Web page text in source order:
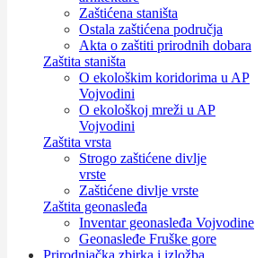
Zaštićena staništa
Ostala zaštićena područja
Akta o zaštiti prirodnih dobara
Zaštita staništa
O ekološkim koridorima u AP
Vojvodini
O ekološkoj mreži u AP
Vojvodini
Zaštita vrsta
Strogo zaštićene divlje
vrste
Zaštićene divlje vrste
Zaštita geonasleđa
Inventar geonasleđa Vojvodine
Geonasleđe Fruške gore
Prirodnjačka zbirka i izložba